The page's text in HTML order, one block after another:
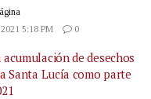
5:18 PM
0
de desechos
Santa Lucía como parte